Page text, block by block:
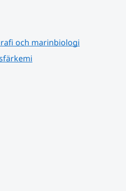
och marinbiologi